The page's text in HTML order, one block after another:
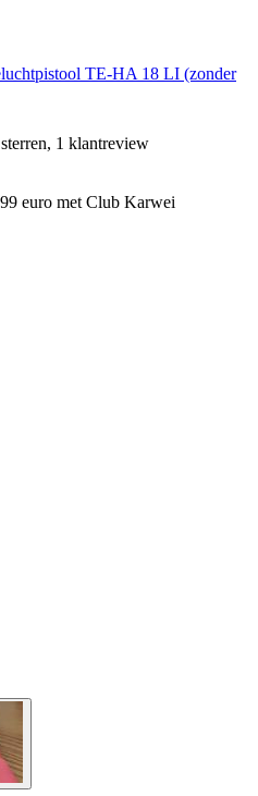
TE-HA 18 LI (zonder
1 klantreview
euro met Club Karwei